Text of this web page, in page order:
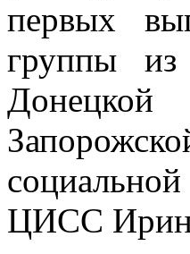
первых
группы
ЦИСС